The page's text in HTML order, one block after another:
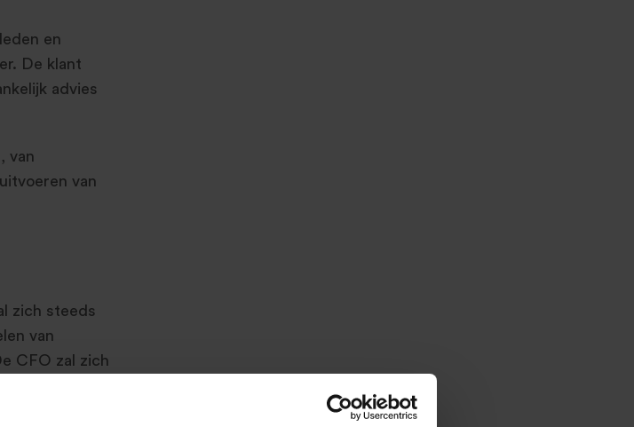
en
De klant
advies
van
van
zich steeds
van
CFO zal zich
of apps die